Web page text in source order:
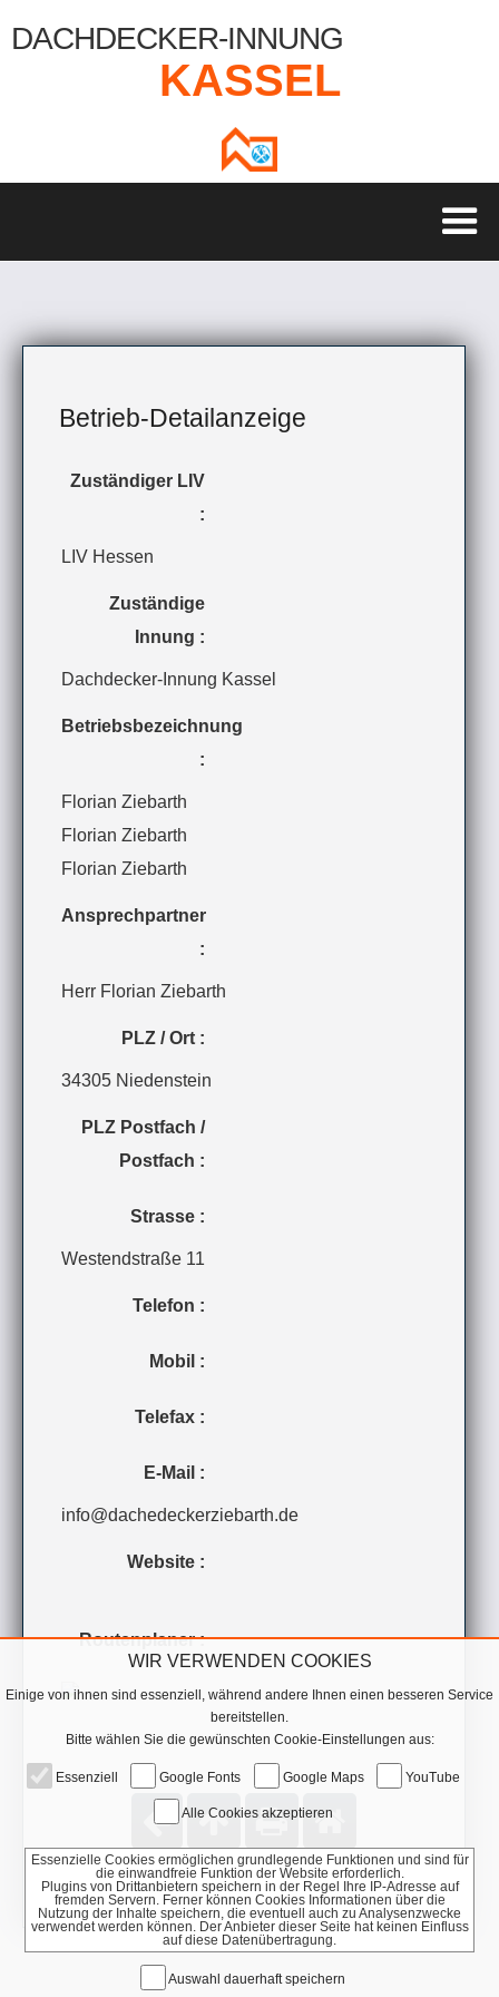
WIR VERWENDEN COOKIES
Einige von ihnen sind essenziell, während andere Ihnen einen besseren Service
bereitstellen.
Bitte wählen Sie die gewünschten Cookie-Einstellungen aus:
Essenziell Google Fonts Google Maps YouTube
Alle Cookies akzeptieren
Essenzielle Cookies ermöglichen grundlegende Funktionen und sind für
die einwandfreie Funktion der Website erforderlich.
Plugins von Drittanbietern speichern in der Regel Ihre IP-Adresse auf
fremden Servern. Ferner können Cookies Informationen über die
Nutzung der Inhalte speichern, die eventuell auch zu Analysenzwecke
verwendet werden können. Der Anbieter dieser Seite hat keinen Einfluss
auf diese Datenübertragung.
Auswahl dauerhaft speichern
DACHDECKER-INNUNG
KASSEL
Betrieb-Detailanzeige
Zuständiger LIV
:
LIV Hessen
Zuständige
Innung :
Dachdecker-Innung Kassel
Betriebsbezeichnung
:
Florian Ziebarth
Florian Ziebarth
Florian Ziebarth
Ansprechpartner
:
Herr Florian Ziebarth
PLZ / Ort :
34305 Niedenstein
PLZ Postfach /
Postfach :
Strasse :
Westendstraße 11
Telefon :
Mobil :
Telefax :
E-Mail :
info@dachedeckerziebarth.de
Website :
Routenplaner :